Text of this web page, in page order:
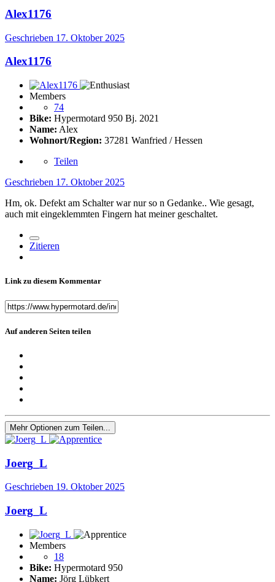
Alex1176
Geschrieben 17. Oktober 2025
Alex1176
Members
74
Bike: Hypermotard 950 Bj. 2021
Name: Alex
Wohnort/Region: 37281 Wanfried / Hessen
Teilen
Geschrieben 17. Oktober 2025
Hm, ok. Defekt am Schalter war nur so n Gedanke.. Wie gesagt,
auch mit eingeklemmten Fingern hat meiner geschaltet.
Zitieren
Link zu diesem Kommentar
Auf anderen Seiten teilen
Mehr Optionen zum Teilen...
Joerg_L
Geschrieben 19. Oktober 2025
Joerg_L
Members
18
Bike: Hypermotard 950
Name: Jörg Lübkert